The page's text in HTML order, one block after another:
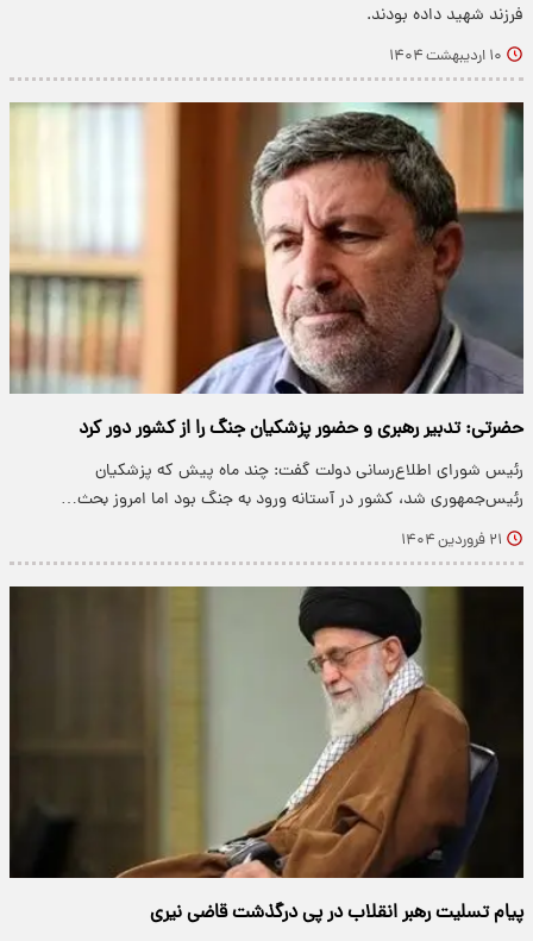
فرزند شهید داده بودند.
۱۰ اردیبهشت ۱۴۰۴
حضرتی: تدبیر رهبری و حضور پزشکیان جنگ را از کشور دور کرد
رئیس شورای اطلاع‌رسانی دولت گفت: چند ماه پیش که پزشکیان
رئیس‌جمهوری شد، کشور در آستانه ورود به جنگ بود اما امروز بحث…
۲۱ فروردین ۱۴۰۴
پیام تسلیت رهبر انقلاب در پی درگذشت قاضی نیری